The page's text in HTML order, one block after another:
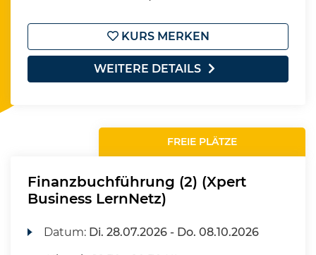
KURS MERKEN
WEITERE DETAILS
FREIE PLÄTZE
Finanzbuchführung (2) (Xpert
Business LernNetz)
Datum: Di. 28.07.2026 - Do. 08.10.2026